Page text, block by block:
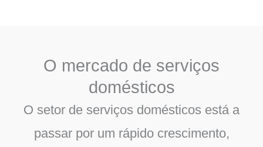
O mercado de serviços
domésticos
O setor de serviços domésticos está a
passar por um rápido crescimento,